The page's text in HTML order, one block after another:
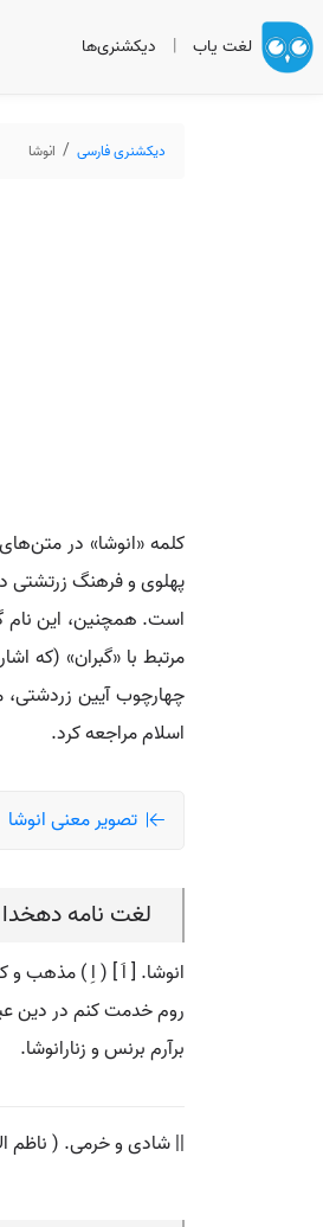
لغت یاب | دیکشنری‌ها
دیکشنری فارسی انوشا
کلمه «انوشا» در
پهلوی و فرهنگ زرتشتی
است. همچنین، این نام
مرتبط با «گبران» (که
چهارچوب آیین زردشتی،
اسلام مراجعه کرد.
تصویر معنی انوشا
لغت نامه دهخدا
انوشا. [ اَ ] ( اِ ) مذهب و
روم خدمت کنم در دین
برآرم برنس و زنارانوشا.
|| شادی و خرمی. ( ناظم